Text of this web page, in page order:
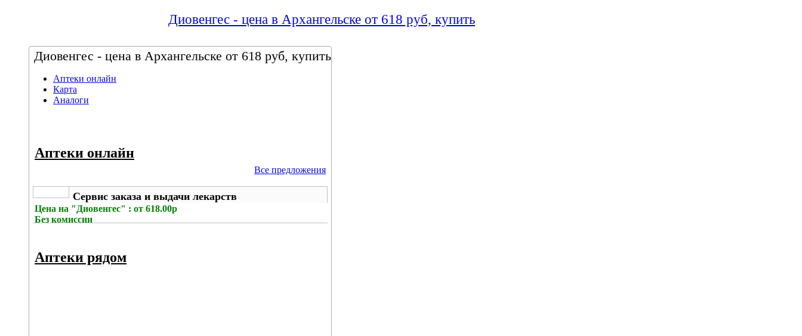
Диовенгес - цена в Архангельске от 618 руб, купить
Диовенгес - цена в Архангельске от 618 руб, купить
Аптеки онлайн
Карта
Аналоги
Аптеки онлайн
Все предложения
Сервис заказа и выдачи лекарств
Цена на "Диовенгес" : от 618.00р
Без комиссии
Аптеки рядом